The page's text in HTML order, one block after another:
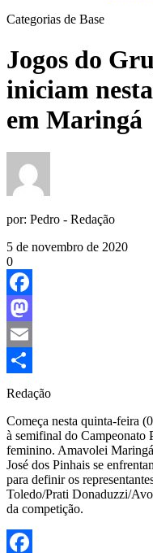
Categorias de Base
Jogos do
iniciam
em Maringá
por: Pedro - Redação
5 de novembro de 2020
0
Facebook
Mastodon
Email
Share
Redação
Começa nesta quinta-feira
à semifinal do Campeonato
feminino. Amavolei
José dos Pinhais se
para definir os
Toledo/Prati Donaduzzi/
da competição.